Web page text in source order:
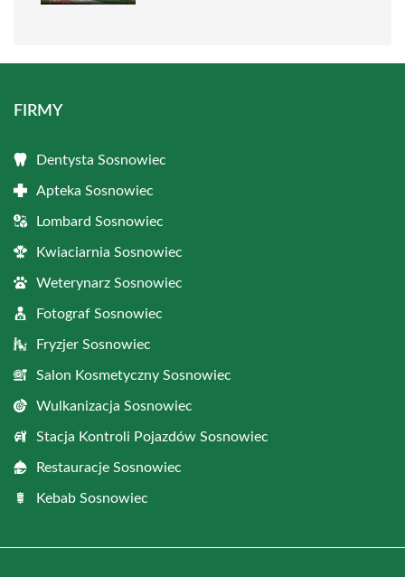
FIRMY
Dentysta Sosnowiec
Apteka Sosnowiec
Lombard Sosnowiec
Kwiaciarnia Sosnowiec
Weterynarz Sosnowiec
Fotograf Sosnowiec
Fryzjer Sosnowiec
Salon Kosmetyczny Sosnowiec
Wulkanizacja Sosnowiec
Stacja Kontroli Pojazdów Sosnowiec
Restauracje Sosnowiec
Kebab Sosnowiec